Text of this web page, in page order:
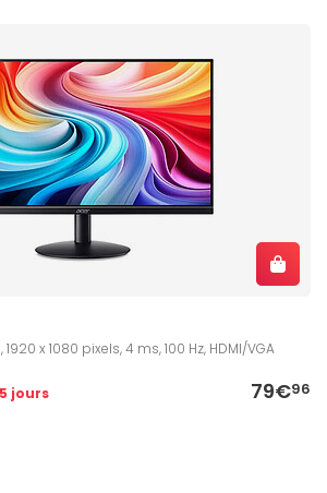
1920 x 1080 pixels, 4 ms, 100 Hz, HDMI/VGA
79€96
jours